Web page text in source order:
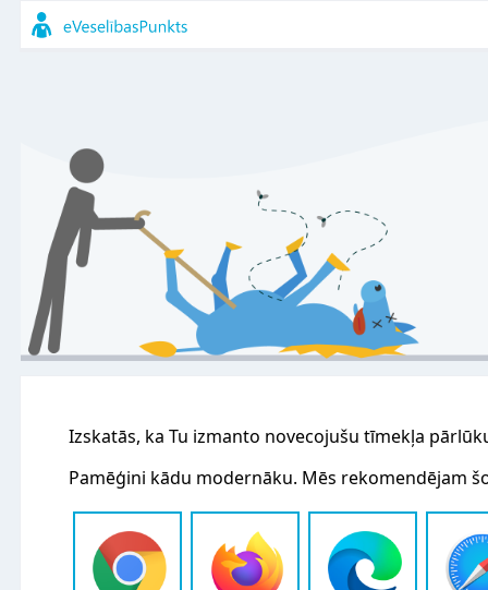
Izskatās, ka Tu izmanto novecojušu tīmekļa
Pamēģini kādu modernāku. Mēs rekomendējam